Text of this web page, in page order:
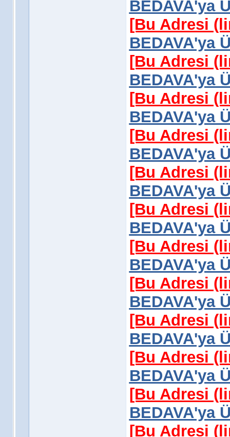
BEDAVA'ya
[Bu Adresi
BEDAVA'ya
[Bu Adresi
BEDAVA'ya
[Bu Adresi
BEDAVA'ya
[Bu Adresi
BEDAVA'ya
[Bu Adresi
BEDAVA'ya
[Bu Adresi
BEDAVA'ya
[Bu Adresi
BEDAVA'ya
[Bu Adresi
BEDAVA'ya
[Bu Adresi
BEDAVA'ya
[Bu Adresi
BEDAVA'ya
[Bu Adresi
BEDAVA'ya
[Bu Adresi